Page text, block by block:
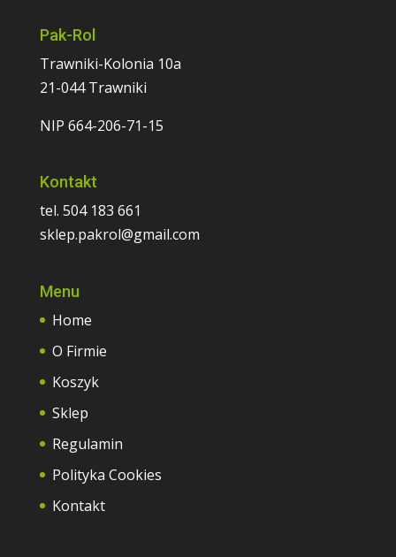
Pak-Rol
Trawniki-Kolonia 10a
21-044 Trawniki
NIP 664-206-71-15
Kontakt
tel. 504 183 661
sklep.pakrol@gmail.com
Menu
Home
O Firmie
Koszyk
Sklep
Regulamin
Polityka Cookies
Kontakt